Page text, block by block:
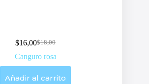
$18,00
Original
price
$16,00Current
price
Canguro rosa
Añadir al carrito